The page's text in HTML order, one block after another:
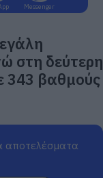
Messenger
στη δεύτερη
343 βαθμούς
αποτελέσματα